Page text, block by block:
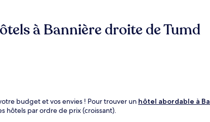
à Bannière droite de Tumd
budget et vos envies ! Pour trouver un hôtel abordable à
hôtels par ordre de prix (croissant).